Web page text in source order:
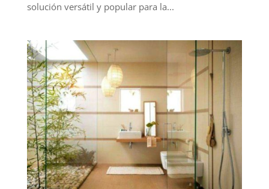
solución versátil y popular para la...